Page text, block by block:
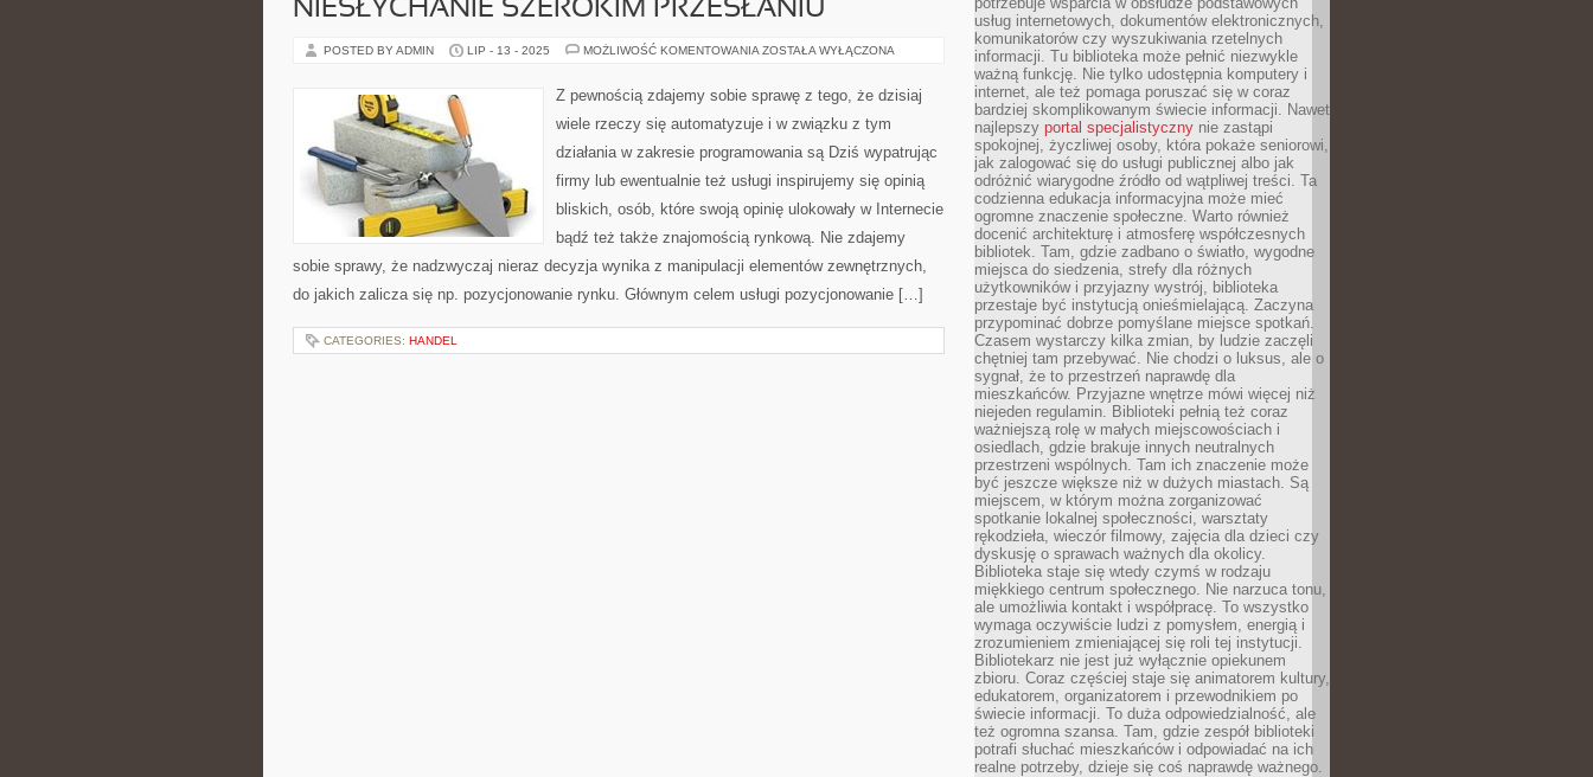
NIESŁYCHANIE SZEROKIM PRZESŁANIU
POSTED BY ADMIN LIP - 13 - 2025 MOŻLIWOŚĆ KOMENTOWANIA SZTUKA
ZROZUMIENIEM
O
SZEROKIM
ZOSTAŁA WYŁĄCZONA
Z pewnością zdajemy sobie sprawę z tego, że dzisiaj
wiele rzeczy się automatyzuje i w związku z tym
działania w zakresie programowania są Dziś wypatrując
firmy lub ewentualnie też usługi inspirujemy się opinią
bliskich, osób, które swoją opinię ulokowały w Internecie
bądź też także znajomością rynkową. Nie zdajemy
sobie sprawy, że nadzwyczaj nieraz decyzja wynika z manipulacji elementów zewnętrznych,
do jakich zalicza się np. pozycjonowanie rynku. Głównym celem usługi pozycjonowanie […]
CATEGORIES: HANDEL
usług internetowych, dokumentów elektronicznych,
komunikatorów czy wyszukiwania rzetelnych
informacji. Tu biblioteka może pełnić niezwykle
ważną funkcję. Nie tylko udostępnia komputery i
internet, ale też pomaga poruszać się w coraz
bardziej skomplikowanym świecie informacji. Nawet
najlepszy portal specjalistyczny nie zastąpi
spokojnej, życzliwej osoby, która pokaże seniorowi,
jak zalogować się do usługi publicznej albo jak
odróżnić wiarygodne źródło od wątpliwej treści. Ta
codzienna edukacja informacyjna może mieć
ogromne znaczenie społeczne. Warto również
docenić architekturę i atmosferę współczesnych
bibliotek. Tam, gdzie zadbano o światło, wygodne
miejsca do siedzenia, strefy dla różnych
użytkowników i przyjazny wystrój, biblioteka
przestaje być instytucją onieśmielającą. Zaczyna
przypominać dobrze pomyślane miejsce spotkań.
Czasem wystarczy kilka zmian, by ludzie zaczęli
chętniej tam przebywać. Nie chodzi o luksus, ale o
sygnał, że to przestrzeń naprawdę dla
mieszkańców. Przyjazne wnętrze mówi więcej niż
niejeden regulamin. Biblioteki pełnią też coraz
ważniejszą rolę w małych miejscowościach i
osiedlach, gdzie brakuje innych neutralnych
przestrzeni wspólnych. Tam ich znaczenie może
być jeszcze większe niż w dużych miastach. Są
miejscem, w którym można zorganizować
spotkanie lokalnej społeczności, warsztaty
rękodzieła, wieczór filmowy, zajęcia dla dzieci czy
dyskusję o sprawach ważnych dla okolicy.
Biblioteka staje się wtedy czymś w rodzaju
miękkiego centrum społecznego. Nie narzuca tonu,
ale umożliwia kontakt i współpracę. To wszystko
wymaga oczywiście ludzi z pomysłem, energią i
zrozumieniem zmieniającej się roli tej instytucji.
Bibliotekarz nie jest już wyłącznie opiekunem
zbioru. Coraz częściej staje się animatorem kultury,
edukatorem, organizatorem i przewodnikiem po
świecie informacji. To duża odpowiedzialność, ale
też ogromna szansa. Tam, gdzie zespół biblioteki
potrafi słuchać mieszkańców i odpowiadać na ich
realne potrzeby, dzieje się coś naprawdę ważnego.